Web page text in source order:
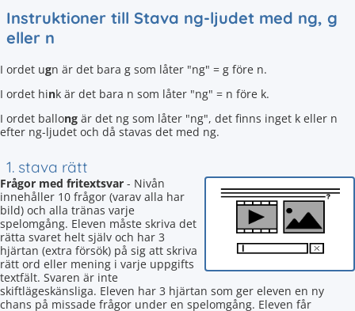
Instruktioner till Stava ng-ljudet med ng, g
eller n
I ordet ugn är det bara g som låter "ng" = g före n.
I ordet hink är det bara n som låter "ng" = n före k.
I ordet ballong är det ng som låter "ng", det finns inget k eller n
efter ng-ljudet och då stavas det med ng.
1. stava rätt
Frågor med fritextsvar - Nivån
innehåller 10 frågor (varav alla har
bild) och alla tränas varje
spelomgång. Eleven måste skriva det
rätta svaret helt själv och har 3
hjärtan (extra försök) på sig att skriva
rätt ord eller mening i varje uppgifts
textfält. Svaren är inte
skiftlägeskänsliga. Eleven har 3 hjärtan som ger eleven en ny
chans på missade frågor under en spelomgång. Eleven får